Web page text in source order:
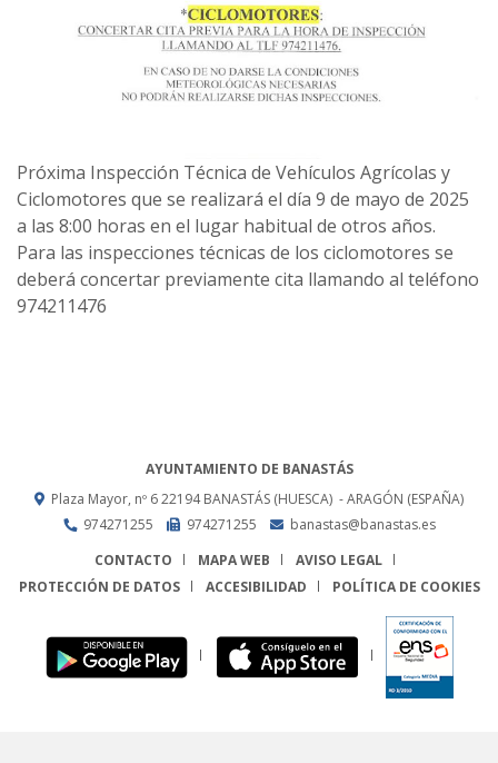
Próxima Inspección Técnica de Vehículos Agrícolas y
Ciclomotores que se realizará el día 9 de mayo de 2025
a las 8:00 horas en el lugar habitual de otros años.
Para las inspecciones técnicas de los ciclomotores se
deberá concertar previamente cita llamando al teléfono
974211476
AYUNTAMIENTO DE BANASTÁS
Plaza Mayor, nº 622194 BANASTÁS (HUESCA) - ARAGÓN (ESPAÑA)
974271255
974271255
banastas@banastas.es
CONTACTO
MAPA WEB
AVISO LEGAL
PROTECCIÓN DE DATOS
ACCESIBILIDAD POLÍTICA DE COOKIES